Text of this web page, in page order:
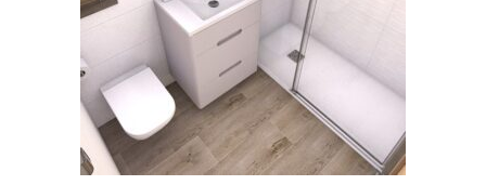
AÑADIR AL CARRITO